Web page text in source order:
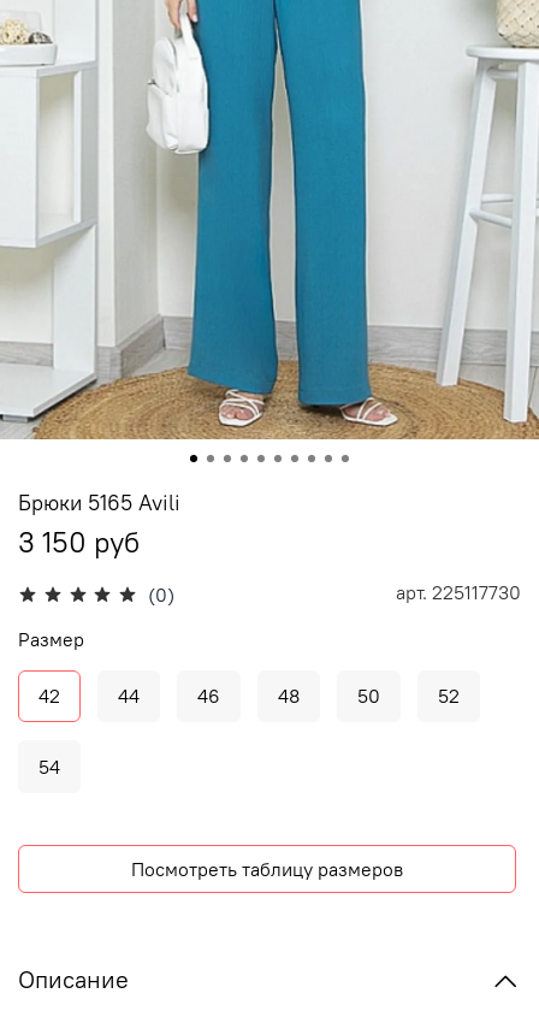
(0) арт. 225117730
Брюки 5165 Avili
3 150 руб
Размер
42 44 46 48 50 52
54
Посмотреть таблицу размеров
Описание